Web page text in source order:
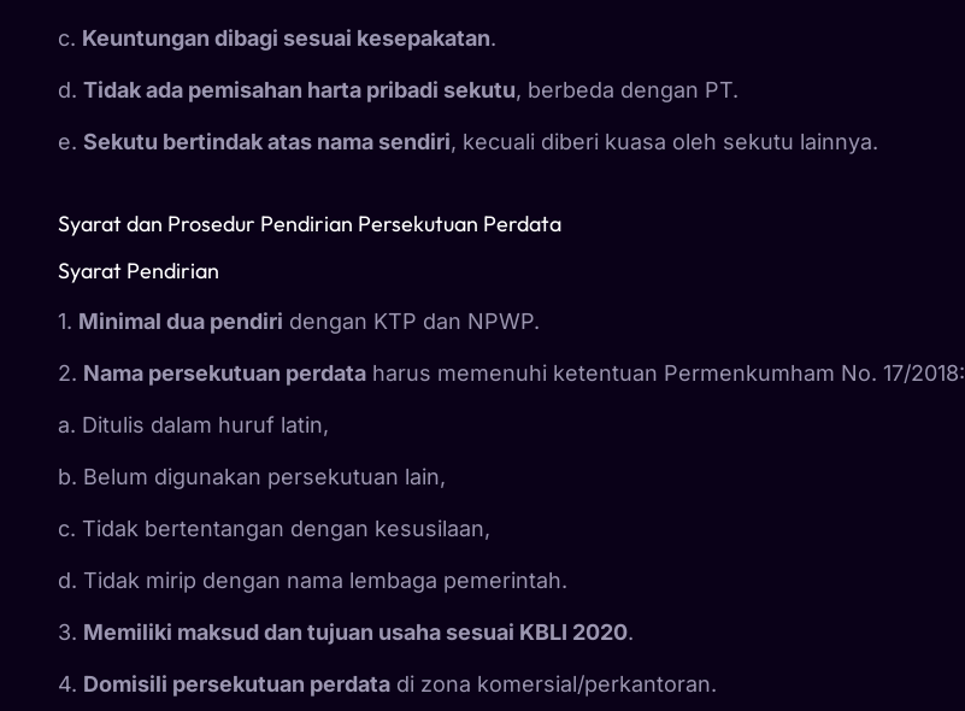
c. Keuntungan dibagi sesuai kesepakatan.
d. Tidak ada pemisahan harta pribadi sekutu, berbeda dengan PT.
e. Sekutu bertindak atas nama sendiri, kecuali diberi kuasa oleh sekutu lainnya.
Syarat dan Prosedur Pendirian Persekutuan Perdata
Syarat Pendirian
1. Minimal dua pendiri dengan KTP dan NPWP.
2. Nama persekutuan perdata harus memenuhi ketentuan Permenkumham No. 17/2018:
a. Ditulis dalam huruf latin,
b. Belum digunakan persekutuan lain,
c. Tidak bertentangan dengan kesusilaan,
d. Tidak mirip dengan nama lembaga pemerintah.
3. Memiliki maksud dan tujuan usaha sesuai KBLI 2020.
4. Domisili persekutuan perdata di zona komersial/perkantoran.